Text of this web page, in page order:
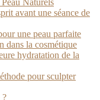
Naturels
avant une séance de
une peau parfaite
dans la cosmétique
hydratation de la
pour sculpter
?